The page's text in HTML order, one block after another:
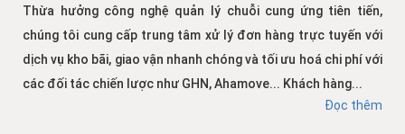
Thừa hưởng công nghệ quản lý chuỗi cung ứng tiên tiến,
chúng tôi cung cấp trung tâm xử lý đơn hàng trực tuyến với
dịch vụ kho bãi, giao vận nhanh chóng và tối ưu hoá chi phí với
các đối tác chiến lược như GHN, Ahamove... Khách hàng...
Đọc thêm